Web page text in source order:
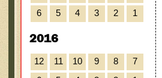
6
5 4 3 2 1
2016
12 11 10 9 8
7